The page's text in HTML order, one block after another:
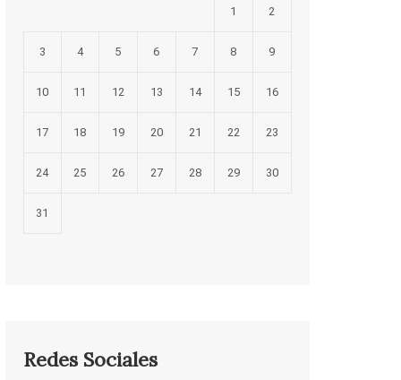
1 2
3 4 5 6 7 8 9
10 11 12 13 14 15 16
17 18 19 20 21 22 23
24 25 26 27 28 29 30
31
Redes Sociales